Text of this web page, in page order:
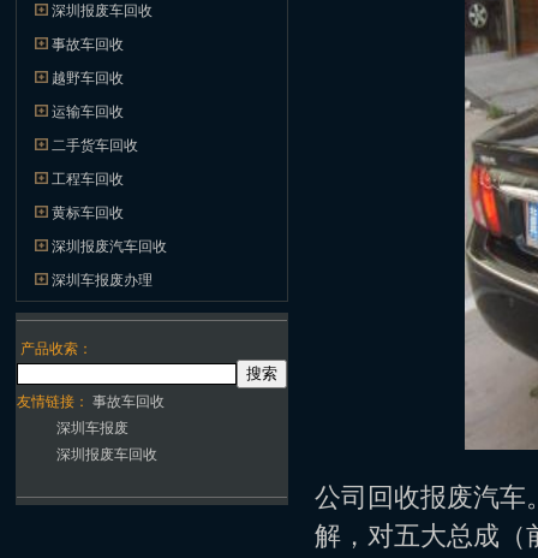
深圳报废车回收
事故车回收
越野车回收
运输车回收
二手货车回收
工程车回收
黄标车回收
深圳报废汽车回收
深圳车报废办理
产品收索：
友情链接： 事故车回收
深圳车报废
深圳报废车回收
公司回收报废汽车
解，对五大总成（